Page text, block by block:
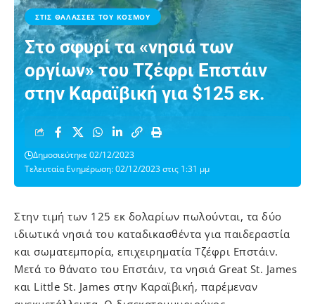
ΣΤΙΣ ΘΑΛΑΣΣΕΣ ΤΟΥ ΚΟΣΜΟΥ
Στο σφυρί τα «νησιά των
οργίων» του Τζέφρι Επστάιν
στην Καραϊβική για $125 εκ.
Τελευταία Ενημέρωση: 02/12/2023 στις 1:31 μμ
Δημοσιεύτηκε 02/12/2023
Στην τιμή των 125 εκ δολαρίων πωλούνται, τα δύο
ιδιωτικά νησιά του καταδικασθέντα για παιδεραστία
και σωματεμπορία, επιχειρηματία Τζέφρι Επστάιν.
Μετά το θάνατο του Επστάιν, τα νησιά Great St. James
και Little St. James στην Καραϊβική, παρέμεναν